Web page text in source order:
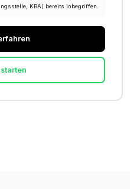
KBA) bereits inbegriffen.